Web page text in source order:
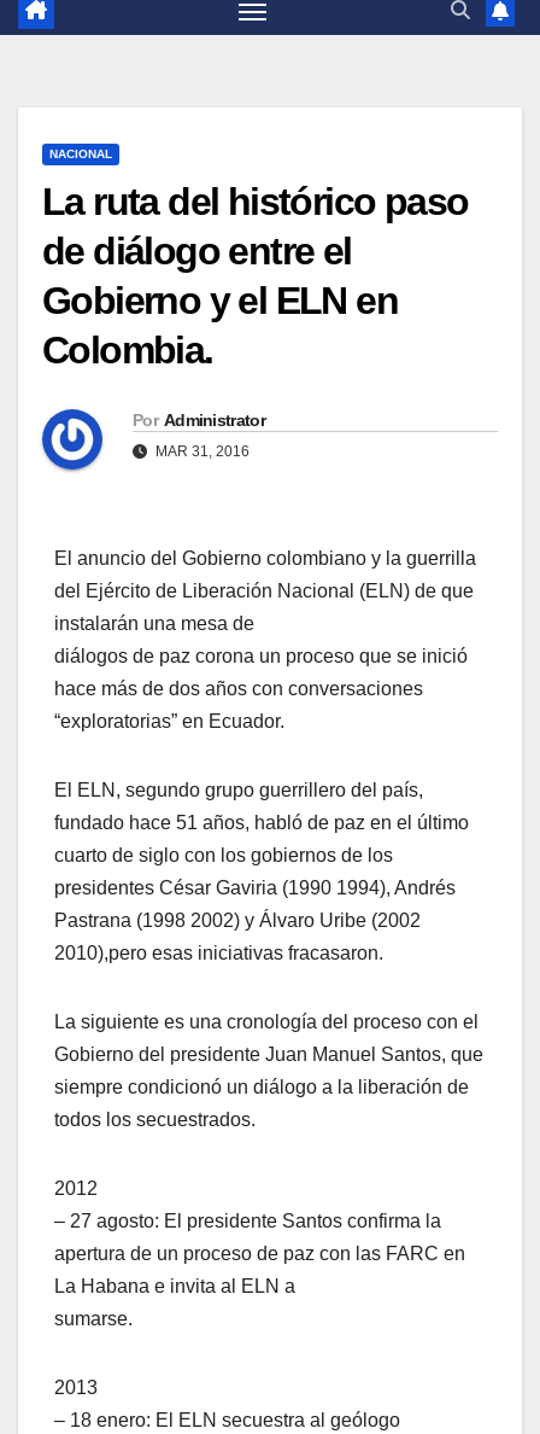
NACIONAL
La ruta del histórico paso
de diálogo entre el
Gobierno y el ELN en
Colombia.
Por Administrator
MAR 31, 2016
El anuncio del Gobierno colombiano y la guerrilla
del Ejército de Liberación Nacional (ELN) de que
instalarán una mesa de
diálogos de paz corona un proceso que se inició
hace más de dos años con conversaciones
“exploratorias” en Ecuador.
El ELN, segundo grupo guerrillero del país,
fundado hace 51 años, habló de paz en el último
cuarto de siglo con los gobiernos de los
presidentes César Gaviria (1990 1994), Andrés
Pastrana (1998 2002) y Álvaro Uribe (2002
2010),pero esas iniciativas fracasaron.
La siguiente es una cronología del proceso con el
Gobierno del presidente Juan Manuel Santos, que
siempre condicionó un diálogo a la liberación de
todos los secuestrados.
2012
– 27 agosto: El presidente Santos confirma la
apertura de un proceso de paz con las FARC en
La Habana e invita al ELN a
sumarse.
2013
– 18 enero: El ELN secuestra al geólogo